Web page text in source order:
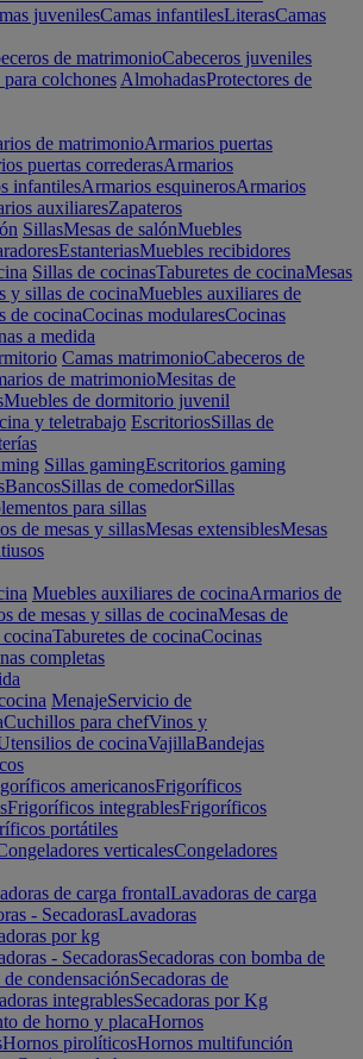
juvenilesCamas infantilesLiterasCamas
de matrimonioCabeceros juveniles
colchones AlmohadasProtectores de
de matrimonioArmarios puertas
puertas correderasArmarios
infantilesArmarios esquinerosArmarios
auxiliaresZapateros
SillasMesas de salónMuebles
EstanteriasMuebles recibidores
Sillas de cocinasTaburetes de cocinaMesas
y sillas de cocinaMuebles auxiliares de
de cocinaCocinas modularesCocinas
a medida
Camas matrimonioCabeceros de
de matrimonioMesitas de
Muebles de dormitorio juvenil
y teletrabajo EscritoriosSillas de
Sillas gamingEscritorios gaming
BancosSillas de comedorSillas
para sillas
de mesas y sillasMesas extensiblesMesas
Muebles auxiliares de cocinaArmarios de
de mesas y sillas de cocinaMesas de
Taburetes de cocinaCocinas
completas
MenajeServicio de
Cuchillos para chefVinos y
de cocinaVajillaBandejas
americanosFrigoríficos
Frigoríficos integrablesFrigoríficos
portátiles
verticalesCongeladores
de carga frontalLavadoras de carga
- SecadorasLavadoras
por kg
- SecadorasSecadoras con bomba de
de condensaciónSecadoras de
integrablesSecadoras por Kg
de horno y placaHornos
Hornos pirolíticosHornos multifunción